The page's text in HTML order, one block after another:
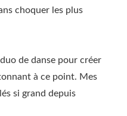
choquer les plus
de danse pour créer
à ce point. Mes
si grand depuis